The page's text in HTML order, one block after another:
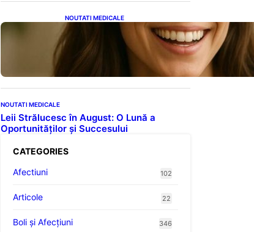
NOUTATI MEDICALE
Ceaiul – Băutura care
protejează inima:
Descoperiri recente despre
beneficiile consumului zilnic
NOUTATI MEDICALE
Leii Strălucesc în August: O Lună a
Oportunităților și Succesului
CATEGORIES
Afectiuni
102
Articole 22
Boli și Afecțiuni 346